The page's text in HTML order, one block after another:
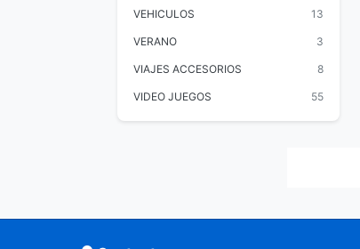
VEHICULOS 13
VERANO 3
VIAJES ACCESORIOS 8
VIDEO JUEGOS 55